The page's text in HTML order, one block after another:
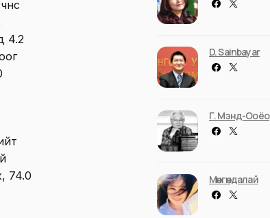
4.2
74.0
D. Sainbayar
Г. Мэнд-Ооёо
Мөнгөндалай